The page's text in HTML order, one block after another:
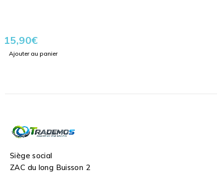
15,90€
Ajouter au panier
Siège social
ZAC du long Buisson 2